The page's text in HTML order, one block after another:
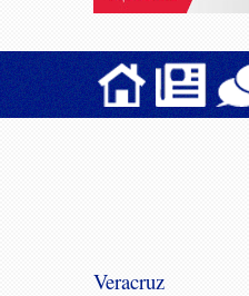
Veracruz